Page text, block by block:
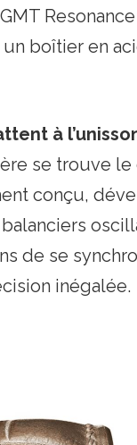
boîtier en
à
se trouve le
conçu,
de se
inégalée.